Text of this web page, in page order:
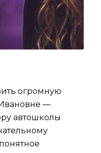
огромную
—
автошколы